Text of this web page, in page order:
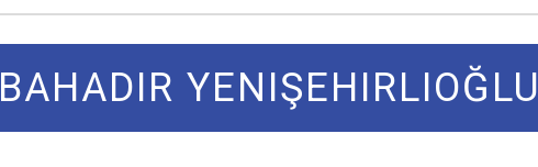
BAHADIR YENIŞEHIRLIOĞLU